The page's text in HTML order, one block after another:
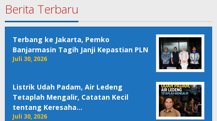
Berita Terbaru
Terbang ke Jakarta, Pemko
Banjarmasin Tagih Janji Kepastian PLN
Juli 30, 2026
Listrik Udah Padam, Air Ledeng
Tetaplah Mengalir, Catatan Kecil
tentang Keresaha…
Juli 30, 2026